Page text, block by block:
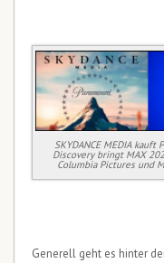
SKYDANCE MEDIA kauft
Discovery bringt MAX
Columbia Pictures und
Generell geht es hinter